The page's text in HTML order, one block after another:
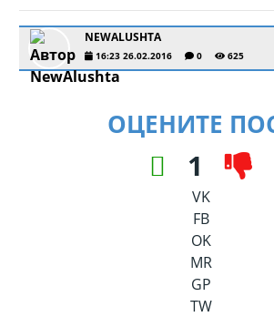
NEWALUSHTA
16:23 26.02.2016 0 625
ОЦЕНИТЕ
1
VK
FB
OK
MR
GP
TW